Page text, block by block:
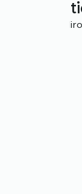
Château de